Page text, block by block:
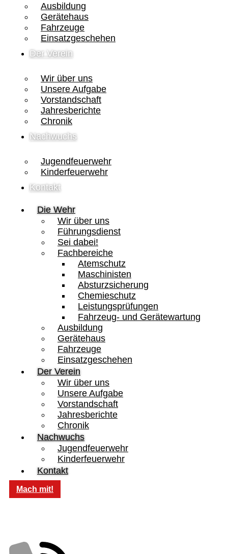
Ausbildung
Gerätehaus
Fahrzeuge
Einsatzgeschehen
Der Verein
Wir über uns
Unsere Aufgabe
Vorstandschaft
Jahresberichte
Chronik
Nachwuchs
Jugendfeuerwehr
Kinderfeuerwehr
Kontakt
Die Wehr
Wir über uns
Führungsdienst
Sei dabei!
Fachbereiche
Atemschutz
Maschinisten
Absturzsicherung
Chemieschutz
Leistungsprüfungen
Fahrzeug- und Gerätewartung
Ausbildung
Gerätehaus
Fahrzeuge
Einsatzgeschehen
Der Verein
Wir über uns
Unsere Aufgabe
Vorstandschaft
Jahresberichte
Chronik
Nachwuchs
Jugendfeuerwehr
Kinderfeuerwehr
Kontakt
Mach mit!